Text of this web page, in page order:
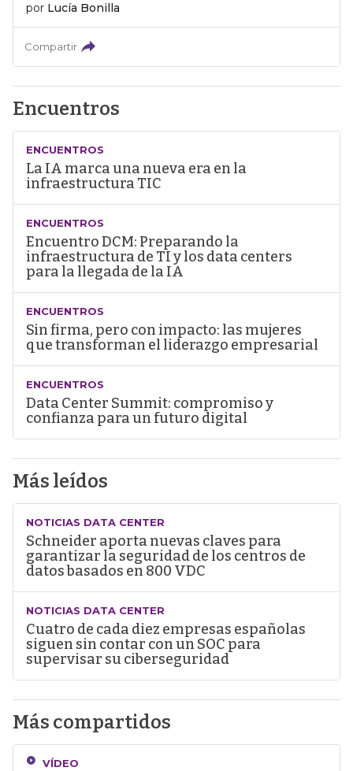
por Lucía Bonilla
Compartir
Encuentros
ENCUENTROS
La IA marca una nueva era en la
infraestructura TIC
ENCUENTROS
Encuentro DCM: Preparando la
infraestructura de TI y los data centers
para la llegada de la IA
ENCUENTROS
Sin firma, pero con impacto: las mujeres
que transforman el liderazgo empresarial
ENCUENTROS
Data Center Summit: compromiso y
confianza para un futuro digital
Más leídos
NOTICIAS DATA CENTER
Schneider aporta nuevas claves para
garantizar la seguridad de los centros de
datos basados en 800 VDC
NOTICIAS DATA CENTER
Cuatro de cada diez empresas españolas
siguen sin contar con un SOC para
supervisar su ciberseguridad
Más compartidos
VÍDEO